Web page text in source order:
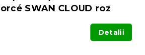
SWAN CLOUD roz
Detalii